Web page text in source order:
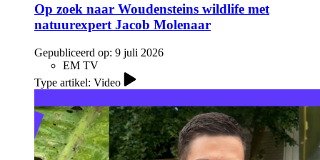
Op zoek naar Woudensteins wildlife met
natuurexpert Jacob Molenaar
Gepubliceerd op: 9 juli 2026
EM TV
Type artikel: Video